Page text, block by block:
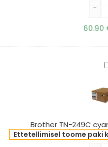
-
60.90
Brother TN-249C
Ettetellimisel toome paki